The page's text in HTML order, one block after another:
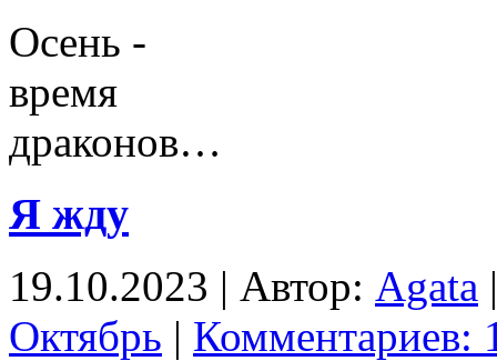
Осень -
время
драконов…
Я жду
19.10.2023 | Автор: Agata
Октябрь | Комментариев: